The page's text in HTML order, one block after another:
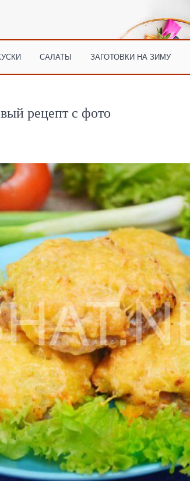
САЛАТЫ ЗАГОТОВКИ НА ЗИМУ
рецепт с фото